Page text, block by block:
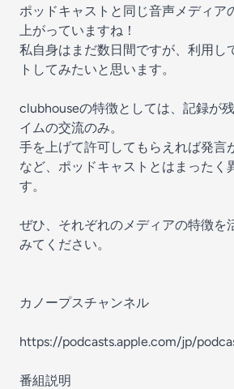
ポッドキャストと同じ音声メディア
上がっていますね！
私自身はまだ数日間ですが、利用し
トしてみたいと思います。
clubhouseの特徴としては、記録が
イムの交流のみ。
手を上げて許可してもらえれば発言
など、ポッドキャストとはまったく
す。
ぜひ、それぞれのメディアの特徴を
みてください。
カノープスチャンネル
https://podcasts.apple.com/jp/
番組説明